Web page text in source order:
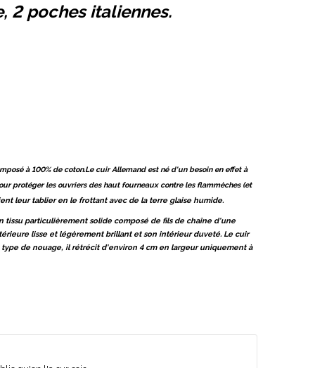
2 poches italiennes.
à 100% de coton.Le cuir Allemand est né d'un besoin en effet à
protéger les ouvriers des haut fourneaux contre les flammèches (et
leur tablier en le frottant avec de la terre glaise humide.
tissu particulièrement solide composé de fils de chaîne d'une
lisse et légèrement brillant et son intérieur duveté. Le cuir
de nouage, il rétrécit d'environ 4 cm en largeur uniquement à